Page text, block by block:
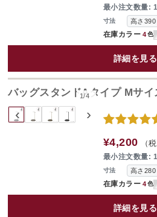
寸法 高さ390
在庫カラー 4色
最小注文数量:
詳細を見る
‹ ›
1/4
バッグスタンドAタイプ Mサイ
寸法 高さ280
在庫カラー 4色
¥4,200 （
最小注文数量:
詳細を見る